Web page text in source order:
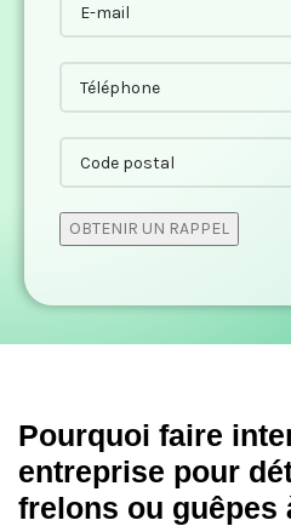
Pourquoi faire
entreprise pour
frelons ou guêpes